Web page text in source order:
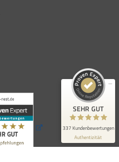
SEHR GUT
337 Kundenbewertungen
Authentizität
198
Bewertungen auf
ProvenExpert.com
Bewertungen von 3
anderen Quellen
Blick aufs ProvenExpert-Profil werfen
3.8.2026